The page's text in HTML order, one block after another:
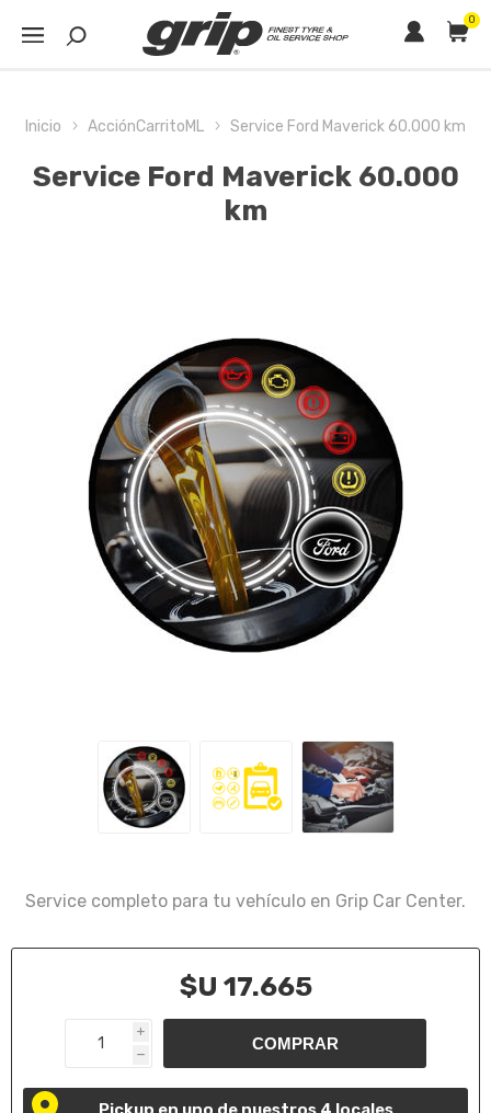
0
Inicio AcciónCarritoML Service Ford Maverick 60.000 km
Service Ford Maverick 60.000
km
Service completo para tu vehículo en Grip Car Center.
$U 17.665
i
h